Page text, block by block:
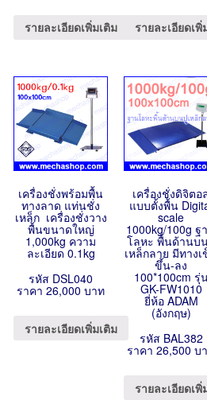
รายละเอียดเพิ่มเติม รายละเอียดเพิ่
เครื่องชั่งพร้อมพื้น
ทางลาด แท่นชั่ง
เหล็ก เครื่องชั่งวาง
พื้นขนาดใหญ่
1,000kg ความ
ละเอียด 0.1kg
รหัส DSL040
ราคา 26,000 บาท
รายละเอียดเพิ่มเติม
เครื่องชั่งดิจิตอ
แบบตั้งพื้น
scale
1000kg/100g ฐ
โลหะ พื้นด้านบ
เหล็กลาย มีทาง
ขึ้น-ลง
100*100cm รุ่
GK-FW1010
ยี่ห้อ ADAM
(อังกฤษ)
รหัส BAL382
ราคา 26,500 บ
รายละเอียดเพิ่